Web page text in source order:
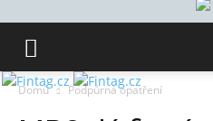
Domů Podpůrná opatření